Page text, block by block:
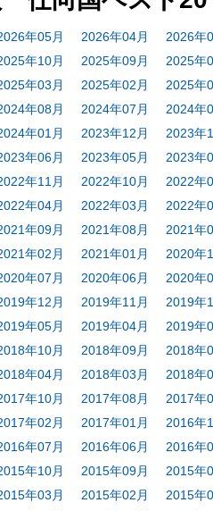
年05月 2026年04月
2026年
年10月 2025年09月
2025年
年03月 2025年02月
2025年
年08月 2024年07月
2024年
年01月 2023年12月
2023年
年06月 2023年05月
2023年
年11月 2022年10月
2022年
年04月 2022年03月
2022年
年09月 2021年08月
2021年
年02月 2021年01月
2020年
年07月 2020年06月
2020年
年12月 2019年11月
2019年
年05月 2019年04月
2019年
年10月 2018年09月
2018年
年04月 2018年03月
2018年
年10月 2017年08月
2017年
年02月 2017年01月
2016年
年07月 2016年06月
2016年
年10月 2015年09月
2015年
年03月 2015年02月
2015年